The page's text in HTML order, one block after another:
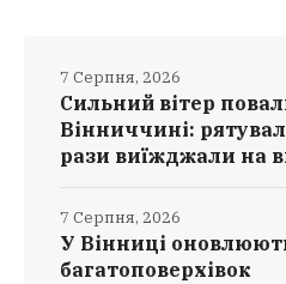
Сильний вітер
Вінниччині:
рази виїжджали на
7 Серпня, 2026
У Вінниці
багатоповерхівок
7 Серпня, 2026